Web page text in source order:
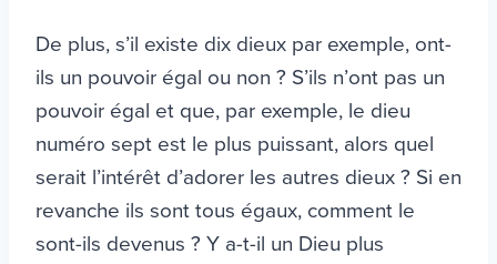
De plus, s’il existe dix dieux par exemple, ont-
ils un pouvoir égal ou non ? S’ils n’ont pas un
pouvoir égal et que, par exemple, le dieu
numéro sept est le plus puissant, alors quel
serait l’intérêt d’adorer les autres dieux ? Si en
revanche ils sont tous égaux, comment le
sont-ils devenus ? Y a-t-il un Dieu plus